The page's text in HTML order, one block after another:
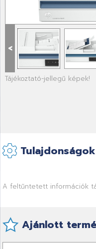
<
Tájékoztató-jellegű képek!
Tulajdonságok
A feltűntetett információk
Ajánlott